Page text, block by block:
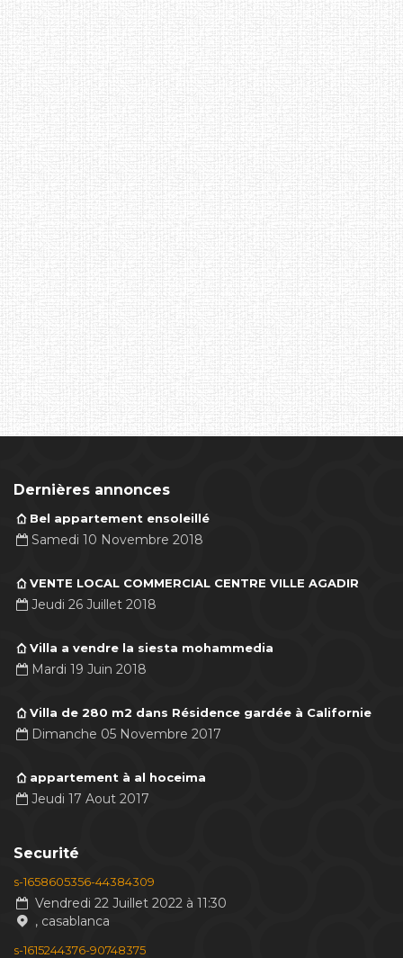
Dernières annonces
Bel appartement ensoleillé
Samedi 10 Novembre 2018
VENTE LOCAL COMMERCIAL CENTRE VILLE AGADIR
Jeudi 26 Juillet 2018
Villa a vendre la siesta mohammedia
Mardi 19 Juin 2018
Villa de 280 m2 dans Résidence gardée à Californie
Dimanche 05 Novembre 2017
appartement à al hoceima
Jeudi 17 Aout 2017
Securité
s-1658605356-44384309
Vendredi 22 Juillet 2022 à 11:30
, casablanca
s-1615244376-90748375